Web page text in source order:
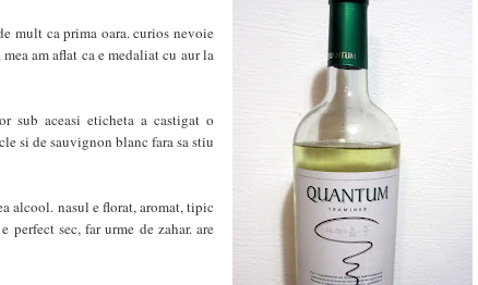
mult ca prima oara. curios nevoie
am aflat ca e medaliat cu aur la
sub aceasi eticheta a castigat o
si de sauvignon blanc fara sa stiu
alcool. nasul e florat, aromat, tipic
sec, far urme de zahar. are